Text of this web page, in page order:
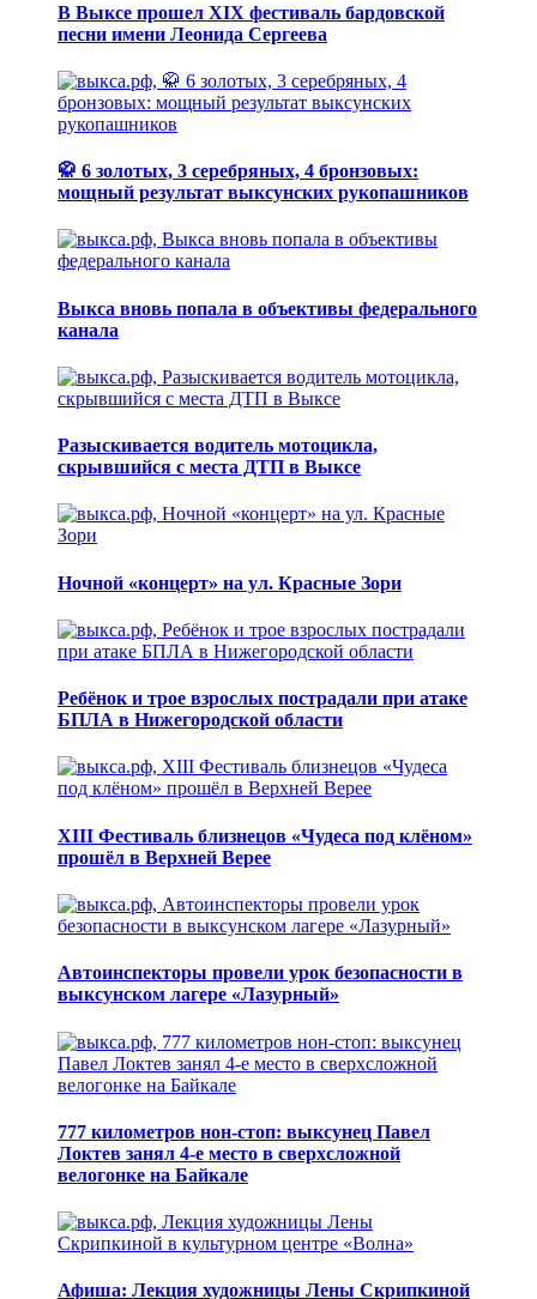
В Выксе прошел XIX фестиваль бардовской
песни имени Леонида Сергеева
🥋 6 золотых, 3 серебряных, 4 бронзовых:
мощный результат выксунских рукопашников
Выкса вновь попала в объективы федерального
канала
Разыскивается водитель мотоцикла,
скрывшийся с места ДТП в Выксе
Ночной «концерт» на ул. Красные Зори
Ребёнок и трое взрослых пострадали при атаке
БПЛА в Нижегородской области
XIII Фестиваль близнецов «Чудеса под клёном»
прошёл в Верхней Верее
Автоинспекторы провели урок безопасности в
выксунском лагере «Лазурный»
777 километров нон-стоп: выксунец Павел
Локтев занял 4-е место в сверхсложной
велогонке на Байкале
Афиша: Лекция художницы Лены Скрипкиной